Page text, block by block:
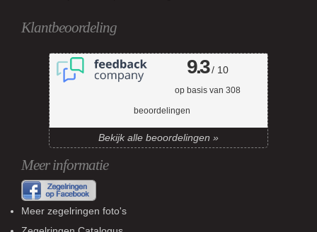
Klantbeoordeling
9.3/ 10
op basis van 308
beoordelingen
Bekijk alle beoordelingen »
Meer informatie
Meer zegelringen foto's